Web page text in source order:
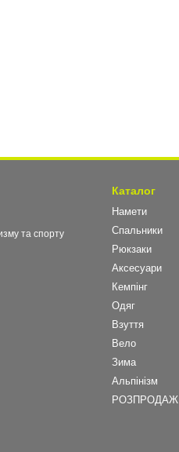
та спорту
Каталог
Намети
Спальники
Рюкзаки
Аксесуари
Кемпінг
Одяг
Взуття
Вело
Зима
Альпінізм
РОЗПРОДАЖ